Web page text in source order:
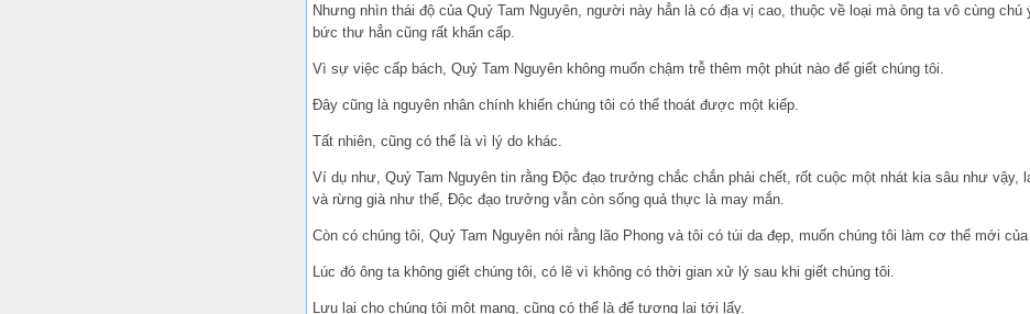
Nhưng nhìn thái độ của Quỷ Tam Nguyên, người này hẳn là có địa vị cao, thuộc về loại mà ông ta vô cùng chú
bức thư hẳn cũng rất khẩn cấp.
Vì sự việc cấp bách, Quỷ Tam Nguyên không muốn chậm trễ thêm một phút nào để giết chúng tôi.
Đây cũng là nguyên nhân chính khiến chúng tôi có thể thoát được một kiếp.
Tất nhiên, cũng có thể là vì lý do khác.
Ví dụ như, Quỷ Tam Nguyên tin rằng Độc đạo trưởng chắc chắn phải chết, rốt cuộc một nhát kia sâu như vậy,
và rừng già như thế, Độc đạo trưởng vẫn còn sống quả thực là may mắn.
Còn có chúng tôi, Quỷ Tam Nguyên nói rằng lão Phong và tôi có túi da đẹp, muốn chúng tôi làm cơ thể mới
Lúc đó ông ta không giết chúng tôi, có lẽ vì không có thời gian xử lý sau khi giết chúng tôi.
Lưu lại cho chúng tôi một mạng, cũng có thể là để tương lai tới lấy.